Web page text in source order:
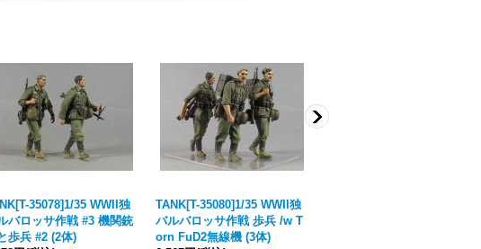
35078]1/35 WWII独
バロッサ作戦 #3 機関銃
歩兵 #2 (2体)
TANK[T-35080]1/35 WWII独
バルバロッサ作戦 歩兵 /w T
orn FuD2無線機 (3体)